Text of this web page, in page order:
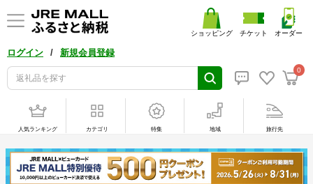
ログイン / 新規会員登録
0
ショッピング チケット オーダー
人気ランキング カテゴリ 特集 地域 旅行先